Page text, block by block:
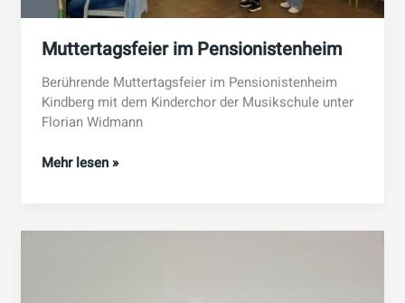
Muttertagsfeier im Pensionistenheim
Berührende Muttertagsfeier im Pensionistenheim
Kindberg mit dem Kinderchor der Musikschule unter
Florian Widmann
Muttertagsfeier
Mehr lesen »